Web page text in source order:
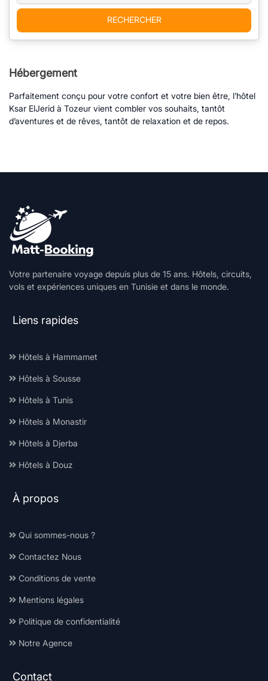
RECHERCHER
Hébergement
Parfaitement conçu pour votre confort et votre bien être, l’hôtel
Ksar ElJerid à Tozeur vient combler vos souhaits, tantôt
d’aventures et de rêves, tantôt de relaxation et de repos.
Votre partenaire voyage depuis plus de 15 ans. Hôtels, circuits,
vols et expériences uniques en Tunisie et dans le monde.
Liens rapides
Hôtels à Hammamet
Hôtels à Sousse
Hôtels à Tunis
Hôtels à Monastir
Hôtels à Djerba
Hôtels à Douz
À propos
Qui sommes-nous ?
Contactez Nous
Conditions de vente
Mentions légales
Politique de confidentialité
Notre Agence
Contact